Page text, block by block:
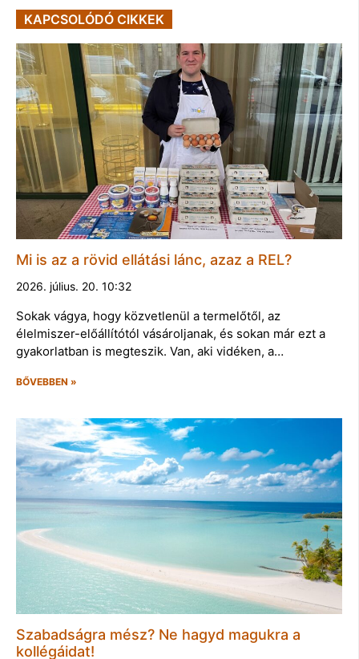
KAPCSOLÓDÓ CIKKEK
Mi is az a rövid ellátási lánc, azaz a REL?
2026. július. 20. 10:32
Sokak vágya, hogy közvetlenül a termelőtől, az
élelmiszer-előállítótól vásároljanak, és sokan már ezt a
gyakorlatban is megteszik. Van, aki vidéken, a…
BŐVEBBEN »
Szabadságra mész? Ne hagyd magukra a
kollégáidat!